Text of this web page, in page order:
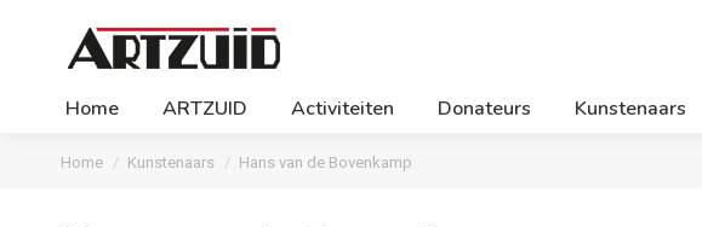
Home ARTZUID Activiteiten Donateurs Kunstenaars
Je bent hier:
Home Kunstenaars Hans van de Bovenkamp